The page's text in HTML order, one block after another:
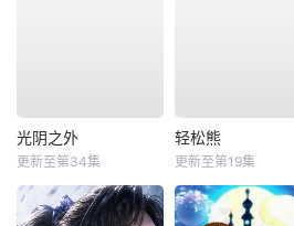
光阴之外
更新至第34集
轻松熊
更新至第19集